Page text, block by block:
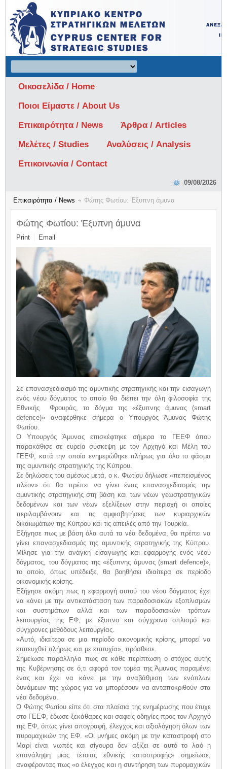
Οικοσελίδα / Home
Ποιοι Είμαστε / About Us
Επικαιρότητα / News
Άρθρα / Articles
Μελέτες / Studies
Αναλύσεις / Analysis
Επικοινωνία / Contact
09/08/2026
Επικαιρότητα / News Φώτης Φωτίου: Έξυπνη άμυνα
Φώτης Φωτίου: Έξυπνη άμυνα
Print Email
Σε επανασχεδιασμό της αμυντικής στρατηγικής και την εισαγωγή
ενός νέου δόγματος το οποίο θα διέπει την όλη φιλοσοφία της
Εθνικής Φρουράς, το δόγμα της «έξυπνης άμυνας (smart
defence)» αναφέρθηκε σήμερα ο Υπουργός Άμυνας Φώτης
Φωτίου.
Ο Υπουργός Άμυνας επισκέφτηκε σήμερα το ΓΕΕΦ όπου
παρακάθισε σε ευρεία σύσκεψη με τον Αρχηγό και Μέλη του
ΓΕΕΦ, κατά την οποία ενημερώθηκε πλήρως για όλο το φάσμα
της αμυντικής στρατηγικής της Κύπρου.
Σε δηλώσεις του αμέσως μετά, ο κ. Φωτίου δήλωσε «πεπεισμένος
πλέον» ότι θα πρέπει να γίνει ένας επανασχεδιασμός την
αμυντικής στρατηγικής στη βάση και των νέων γεωστρατηγικών
δεδομένων και των νέων εξελίξεων στην περιοχή οι οποίες
περιλαμβάνουν και τις αμφισβητήσεις των κυριαρχικών
δικαιωμάτων της Κύπρου και τις απειλές από την Τουρκία.
Εξήγησε πως με βάση όλα αυτά τα νέα δεδομένα, θα πρέπει να
γίνει επανασχεδιασμός της αμυντικής στρατηγικής της Κύπρου.
Μίλησε για την ανάγκη εισαγωγής και εφαρμογής ενός νέου
δόγματος, του δόγματος της «έξυπνης άμυνας (smart defence)»,
το οποίο, όπως υπέδειξε, θα βοηθήσει ιδιαίτερα σε περίοδο
οικονομικής κρίσης.
Εξήγησε ακόμη πως η εφαρμογή αυτού του νέου δόγματος έχει
να κάνει με την αντικατάσταση των παραδοσιακών εξοπλισμών
και συστημάτων αλλά και των παραδοσιακών τρόπων
λειτουργίας της ΕΦ, με έξυπνο και σύγχρονο οπλισμό και
σύγχρονες μεθόδους λειτουργίας.
«Αυτό, ιδιαίτερα σε μια περίοδο οικονομικής κρίσης, μπορεί να
επιτευχθεί πλήρως και με επιτυχία», πρόσθεσε.
Σημείωσε παράλληλα πως σε κάθε περίπτωση ο στόχος αυτής
της Κυβέρνησης σε ό,τι αφορά τον τομέα της Άμυνας παραμένει
ένας και έχει να κάνει με την αναβάθμιση των ενόπλων
δυνάμεων της χώρας για να μπορέσουν να ανταποκριθούν στα
νέα δεδομένα.
Ο Φώτης Φωτίου είπε ότι στα πλαίσια της ενημέρωσης που έτυχε
στο ΓΕΕΦ, έδωσε ξεκάθαρες και σαφείς οδηγίες προς τον Αρχηγό
της ΕΦ, όπως γίνει απογραφή, έλεγχος και αξιολόγηση όλων των
πυρομαχικών της ΕΦ. «Οι μνήμες ακόμη με την καταστροφή στο
Μαρί είναι νωπές και σίγουρα δεν αξίζει σε αυτό το λαό η
επανάληψη μιας τέτοιας εθνικής καταστροφής» σημείωσε,
αναφέροντας πως «ο έλεγχος και η συντήρηση των πυρομαχικών